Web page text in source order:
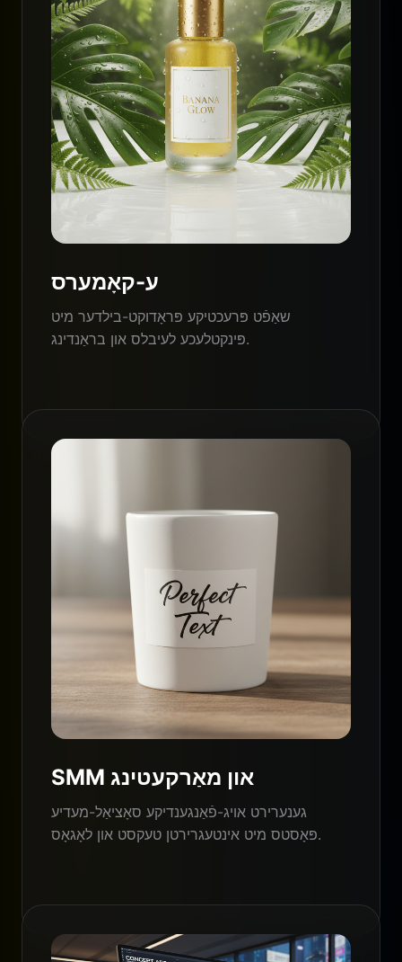
ע-קאָמערס
שאַפֿט פּרעכטיקע פּראָדוקט-בילדער מיט
פּינקטלעכע לעיבלס און בראַנדינג.
SMM און מאַרקעטינג
גענערירט אויג-פֿאַנגענדיקע סאָציאַל-מעדיע
פּאָסטס מיט אינטעגרירטן טעקסט און לאָגאָס.